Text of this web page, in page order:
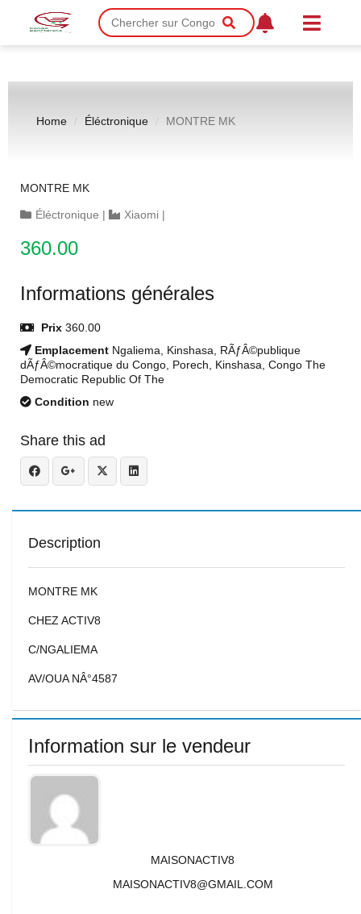
Home Éléctronique MONTRE MK
MONTRE MK
Éléctronique | Xiaomi |
360.00
Informations générales
Prix 360.00
Emplacement Ngaliema, Kinshasa, RÃƒÂ©publique
dÃƒÂ©mocratique du Congo, Porech, Kinshasa, Congo The
Democratic Republic Of The
Condition new
Share this ad
Description
MONTRE MK
CHEZ ACTIV8
C/NGALIEMA
AV/OUA NÂ°4587
Information sur le vendeur
MAISONACTIV8
MAISONACTIV8@GMAIL.COM